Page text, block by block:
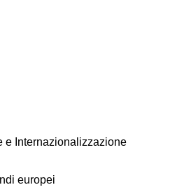
e Internazionalizzazione